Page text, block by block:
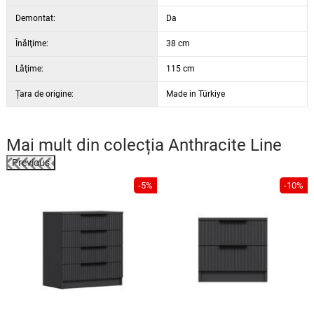
Demontat: Da
Înălţime: 38 cm
Lăţime: 115 cm
Țara de origine: Made in Türkiye
Mai mult din colecția Anthracite Line
Previous
-5% -10%